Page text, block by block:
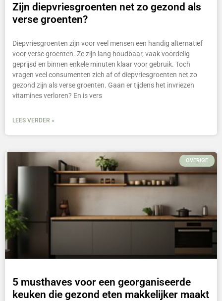
Zijn diepvriesgroenten net zo gezond als
verse groenten?
Diepvriesgroenten zijn voor veel mensen een handig alternatief
voor verse groenten. Ze zijn lang houdbaar, vaak voordelig
geprijsd en binnen enkele minuten klaar voor gebruik. Toch
vragen veel consumenten zich af of diepvriesgroenten net zo
gezond zijn als verse groenten. Gaan er tijdens het invriezen
vitamines verloren? En is vers
LEES VERDER »
OVERIGE
5 musthaves voor een georganiseerde
keuken die gezond eten makkelijker maakt